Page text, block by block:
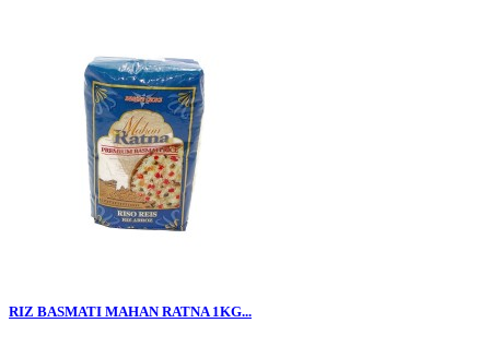
RIZ BASMATI MAHAN RATNA 1KG...